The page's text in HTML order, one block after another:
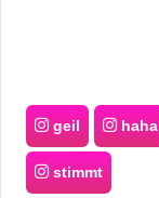
geil haha
stimmt